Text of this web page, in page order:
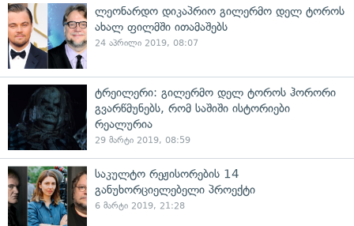
ლეონარდო დიკაპრიო გილერმო დელ ტოროს
ახალ ფილმში ითამაშებს
24 აპრილი 2019, 08:07
ტრეილერი: გილერმო დელ ტოროს ჰორორი
გვარწმუნებს, რომ საშიში ისტორიები
რეალურია
29 მარტი 2019, 08:59
საკულტო რეჟისორების 14
განუხორციელებელი პროექტი
6 მარტი 2019, 21:28